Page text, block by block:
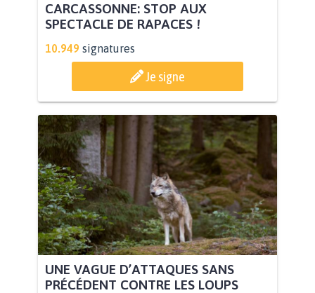
CARCASSONNE: STOP AUX
SPECTACLE DE RAPACES !
10.949 signatures
Je signe
UNE VAGUE D’ATTAQUES SANS
PRÉCÉDENT CONTRE LES LOUPS